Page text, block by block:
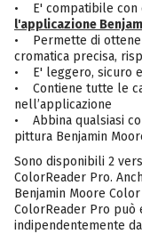
• E' compatibile con
l'applicazione
• Permette di
cromatica precisa,
• E' leggero, sicuro
• Contiene tutte le
nell’applicazione
• Abbina qualsiasi
pittura Benjamin
Sono disponibili 2
ColorReader Pro.
Benjamin Moore
ColorReader Pro può
indipendentemente